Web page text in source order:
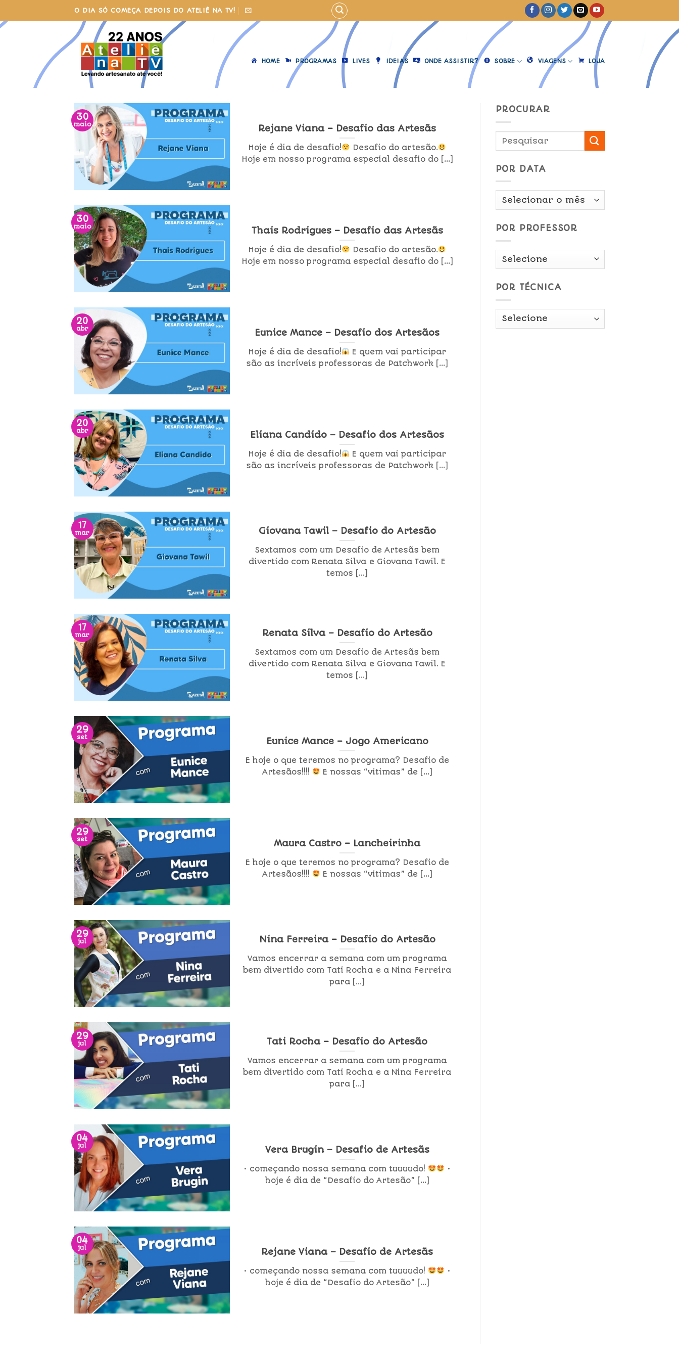
to
content
O DIA SÓ COMEÇA DEPOIS DO ATELIÊ NA TV!
HOME PROGRAMAS LIVES IDEIAS ONDE ASSISTIR? SOBRE VIAGENS LOJA
Rejane Viana – Desafio das Artesãs
Hoje é dia de desafio!
Desafio do artesão.
Hoje em nosso programa especial desafio do [...]
30
maio
Thais Rodrigues – Desafio das Artesãs
Hoje é dia de desafio!
Desafio do artesão.
Hoje em nosso programa especial desafio do [...]
30
maio
Eunice Mance – Desafio dos Artesãos
Hoje é dia de desafio!
E quem vai participar
são as incríveis professoras de Patchwork [...]
20
abr
Eliana Candido – Desafio dos Artesãos
Hoje é dia de desafio!
E quem vai participar
são as incríveis professoras de Patchwork [...]
20
abr
Giovana Tawil – Desafio do Artesão
Sextamos com um Desafio de Artesãs bem
divertido com Renata Silva e Giovana Tawil. E
temos [...]
17
mar
Renata Silva – Desafio do Artesão
Sextamos com um Desafio de Artesãs bem
divertido com Renata Silva e Giovana Tawil. E
temos [...]
17
mar
Eunice Mance – Jogo Americano
E hoje o que teremos no programa? Desafio de
Artesãos!!!!
E nossas “vitimas” de [...]
29
set
Maura Castro – Lancheirinha
E hoje o que teremos no programa? Desafio de
Artesãos!!!!
E nossas “vitimas” de [...]
29
set
Nina Ferreira – Desafio do Artesão
Vamos encerrar a semana com um programa
bem divertido com Tati Rocha e a Nina Ferreira
para [...]
29
jul
Tati Rocha – Desafio do Artesão
Vamos encerrar a semana com um programa
bem divertido com Tati Rocha e a Nina Ferreira
para [...]
29
jul
Vera Brugin – Desafio de Artesãs
• começando nossa semana com tuuuudo!
•
hoje é dia de “Desafio do Artesão” [...]
04
jul
Rejane Viana – Desafio de Artesãs
• começando nossa semana com tuuuudo!
•
hoje é dia de “Desafio do Artesão” [...]
04
jul
PROCURAR
POR DATA
Por
POR PROFESSOR
POR TÉCNICA